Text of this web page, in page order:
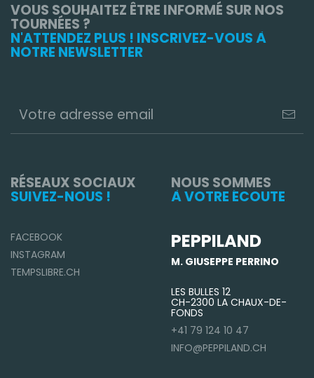
VOUS SOUHAITEZ ÊTRE INFORMÉ SUR NOS
TOURNÉES ?
N'ATTENDEZ PLUS ! INSCRIVEZ-VOUS À
NOTRE NEWSLETTER
RÉSEAUX SOCIAUX
SUIVEZ-NOUS !
FACEBOOK
INSTAGRAM
TEMPSLIBRE.CH
NOUS SOMMES
À VOTRE ÉCOUTE
PEPPILAND
M. GIUSEPPE PERRINO
LES BULLES 12
CH-2300 LA CHAUX-DE-
FONDS
+41 79 124 10 47
INFO@PEPPILAND.CH